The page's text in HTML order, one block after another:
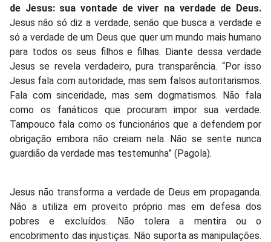
de Jesus: sua vontade de viver na verdade de Deus.
Jesus não só diz a verdade, senão que busca a verdade e
só a verdade de um Deus que quer um mundo mais humano
para todos os seus filhos e filhas. Diante dessa verdade
Jesus se revela verdadeiro, pura transparência. “Por isso
Jesus fala com autoridade, mas sem falsos autoritarismos.
Fala com sinceridade, mas sem dogmatismos. Não fala
como os fanáticos que procuram impor sua verdade.
Tampouco fala como os funcionários que a defendem por
obrigação embora não creiam nela. Não se sente nunca
guardião da verdade mas testemunha” (Pagola).
Jesus não transforma a verdade de Deus em propaganda.
Não a utiliza em proveito próprio mas em defesa dos
pobres e excluídos. Não tolera a mentira ou o
encobrimento das injustiças. Não suporta as manipulações.